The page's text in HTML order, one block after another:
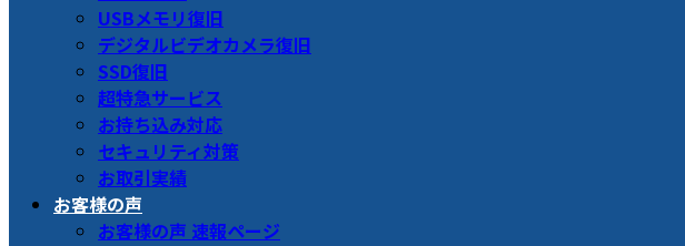
USBメモリ復旧
デジタルビデオカメラ復旧
SSD復旧
超特急サービス
お持ち込み対応
セキュリティ対策
お取引実績
お客様の声
お客様の声 速報ページ